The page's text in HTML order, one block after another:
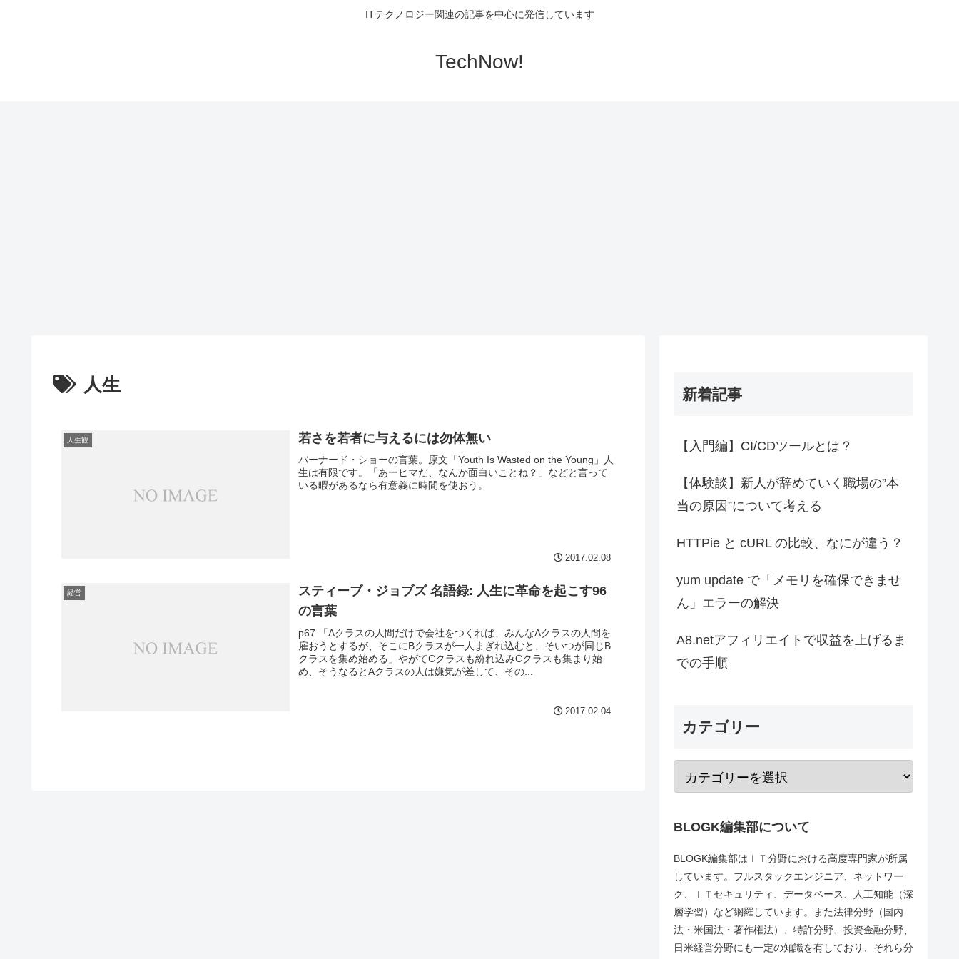
ITテクノロジー関連の記事を中心に発信しています
TechNow!
人生
人生観 若さを若者に与えるには勿体無い
バーナード・ショーの言葉。原文「Youth Is Wasted on the Young」人
生は有限です。「あーヒマだ、なんか面白いことね？」などと言って
いる暇があるなら有意義に時間を使おう。
2017.02.08
経営
スティーブ・ジョブズ 名語録: 人生に革命を起こす96
の言葉
p67 「Aクラスの人間だけで会社をつくれば、みんなAクラスの人間を
雇おうとするが、そこにBクラスが一人まぎれ込むと、そいつが同じB
クラスを集め始める」やがてCクラスも紛れ込みCクラスも集まり始
め、そうなるとAクラスの人は嫌気が差して、その...
2017.02.04
新着記事
【入門編】CI/CDツールとは？
【体験談】新人が辞めていく職場の”本
当の原因”について考える
HTTPie と cURL の比較、なにが違う？
yum update で「メモリを確保できませ
ん」エラーの解決
A8.netアフィリエイトで収益を上げるま
での手順
カテゴリー
BLOGK編集部について
BLOGK編集部はＩＴ分野における高度専門家が所属
しています。フルスタックエンジニア、ネットワー
ク、ＩＴセキュリティ、データベース、人工知能（深
層学習）など網羅しています。また法律分野（国内
法・米国法・著作権法）、特許分野、投資金融分野、
日米経営分野にも一定の知識を有しており、それら分